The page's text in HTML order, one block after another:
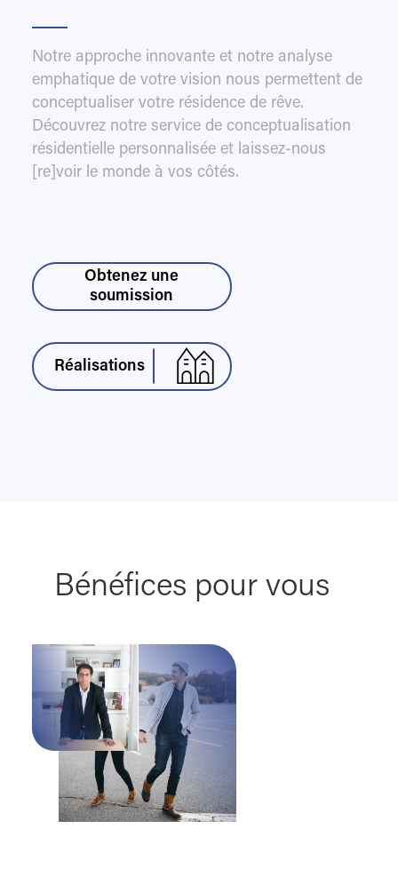
Notre approche innovante et notre analyse
emphatique de votre vision nous permettent de
conceptualiser votre résidence de rêve.
Découvrez notre service de conceptualisation
résidentielle personnalisée et laissez-nous
[re]voir le monde à vos côtés.
Obtenez une
soumission
Réalisations
Bénéfices pour vous